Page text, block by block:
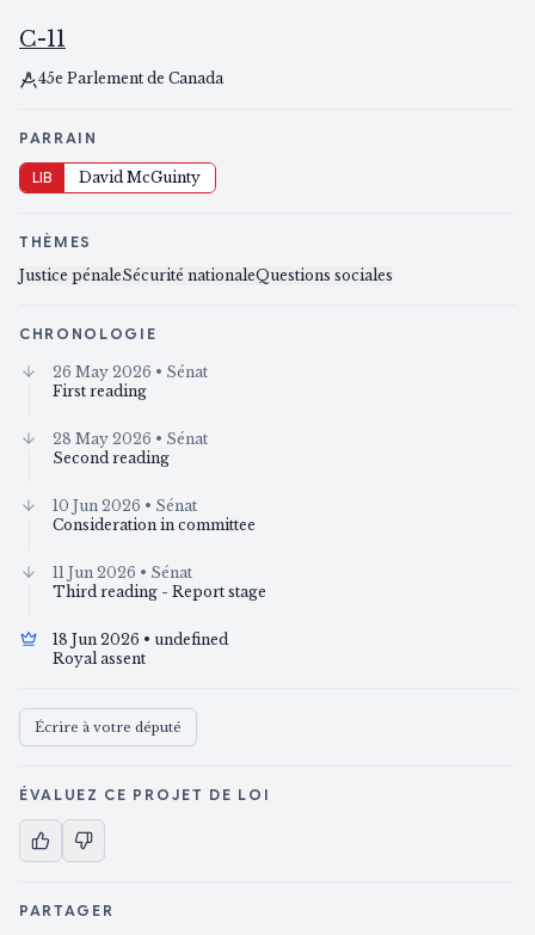
C-11
45e Parlement de Canada
PARRAIN
LIB David McGuinty
THÈMES
Justice pénaleSécurité nationaleQuestions sociales
CHRONOLOGIE
26 May 2026 • Sénat
First reading
28 May 2026 • Sénat
Second reading
10 Jun 2026 • Sénat
Consideration in committee
11 Jun 2026 • Sénat
Third reading - Report stage
18 Jun 2026 • undefined
Royal assent
Écrire à votre député
ÉVALUEZ CE PROJET DE LOI
PARTAGER